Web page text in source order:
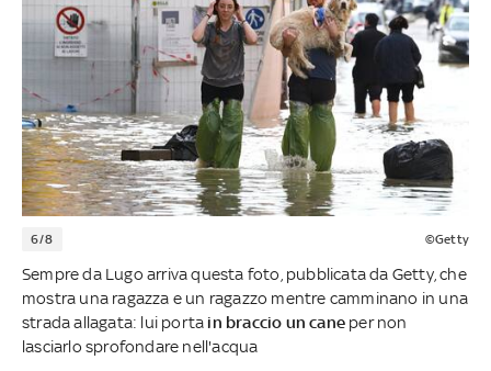
6/8 ©Getty
Sempre da Lugo arriva questa foto, pubblicata da Getty, che
mostra una ragazza e un ragazzo mentre camminano in una
strada allagata: lui porta in braccio un cane per non
lasciarlo sprofondare nell'acqua